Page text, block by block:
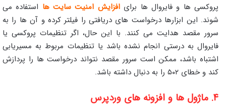
پروکسی‌ ها و فایروال‌ ها برایافزایش امنیت سایت‌ ها استفاده می‌
شوند. این ابزارها درخواست‌ های دریافتی را فیلتر کرده و آن‌ ها را به
سرور مقصد هدایت می‌ کنند. با این حال، اگر تنظیمات پروکسی یا
فایروال به درستی انجام نشده باشد یا تنظیمات مربوط به مسیریابی
اشتباه باشد، ممکن است سرور مقصد نتواند درخواست‌ ها را پردازش
کند و خطای ۵۰۲ را به دنبال داشته باشد.
۴. ماژول ها و افزونه‌ های وردپرس